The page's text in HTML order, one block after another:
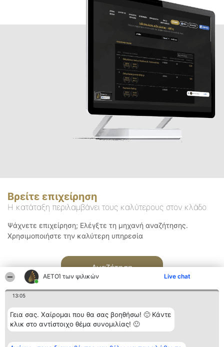
ΑΕΤΟΊ των ψιλικών Live chat
13:05
Γεια σας. Χαίρομαι που θα σας βοηθήσω! 🙂 Κάντε
κλικ στο αντίστοιχο θέμα συνομιλίας! 🙂
Βρείτε επιχείρηση
Η κατάταξη περιλαμβάνει τους καλύτερους στον κλάδο
Ψάχνετε επιχείρηση; Ελέγξτε τη μηχανή αναζήτησης.
Χρησιμοποιήστε την καλύτερη υπηρεσία
Αναζήτηση
Διοργανωτής της
Κατάταξη Επικοινωνία